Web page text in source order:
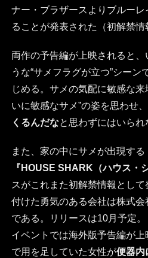
ナー・ブラザースよりブルー
ることが発表された（初解禁情
両作の予告編が上映されると
うな“サメフラグが立つ”シー
じめる。サメの気配に敏感な
いに敏感なサメ”の姿を思わせ、
くるんだなと思わずにはいられ
また、家の中にサメが出現す
『HOUSE SHARK（ハウス・
スがこれまた初解禁情報とし
付けた勇気のある会社は株式
である。リリースは10月予定。
イベントでは海外版予告編が
で用を足していた女性が便器内